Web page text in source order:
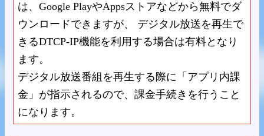
は、Google PlayやAppsストアなどから無料でダ
ウンロードできますが、 デジタル放送を再生で
きるDTCP-IP機能を利用する場合は有料となり
ます。
デジタル放送番組を再生する際に「アプリ内課
金」が指示されるので、課金手続きを行うこと
になります。